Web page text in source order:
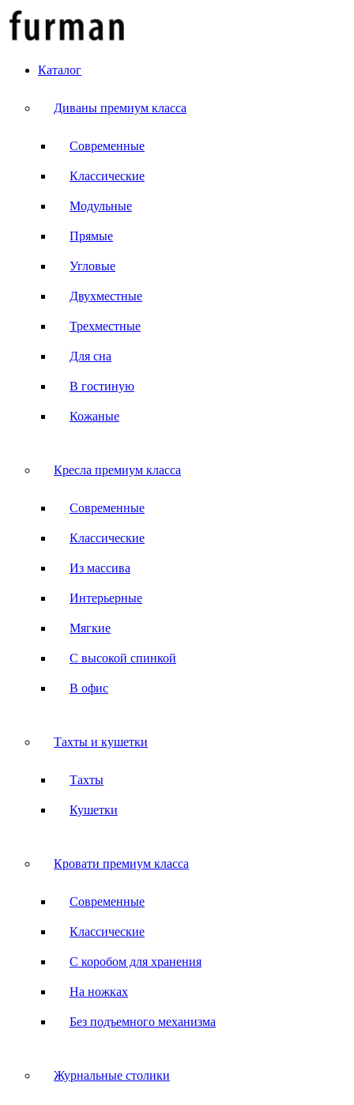
Каталог
Диваны премиум класса
Современные
Классические
Модульные
Прямые
Угловые
Двухместные
Трехместные
Для сна
В гостиную
Кожаные
Кресла премиум класса
Современные
Классические
Из массива
Интерьерные
Мягкие
С высокой спинкой
В офис
Тахты и кушетки
Тахты
Кушетки
Кровати премиум класса
Современные
Классические
С коробом для хранения
На ножках
Без подъемного механизма
Журнальные столики